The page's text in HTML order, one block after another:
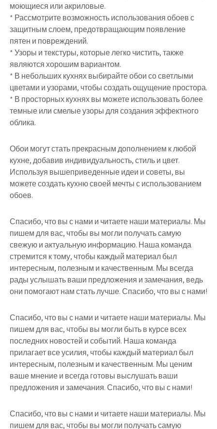
моющиеся или акриловые.
* Рассмотрите возможность использования обоев с
защитным слоем, предотвращающим появление
пятен и повреждений.
* Узоры и текстуры, которые легко чистить, также
являются хорошим вариантом.
* В небольших кухнях выбирайте обои со светлыми
цветами и узорами, чтобы создать ощущение простора.
* В просторных кухнях вы можете использовать более
темные или смелые узоры для создания эффектного
облика.
Обои могут стать прекрасным дополнением к любой
кухне, добавив индивидуальность, стиль и цвет.
Используя вышеприведенные идеи и советы, вы
можете создать кухню своей мечты с использованием
обоев.
Спасибо, что вы с нами и читаете наши материалы. Мы
пишем для вас, чтобы вы могли получать самую
свежую и актуальную информацию. Наша команда
стремится к тому, чтобы каждый материал был
интересным, полезным и качественным. Мы всегда
рады услышать ваши предложения и замечания, ведь
они помогают нам стать лучше. Спасибо, что вы с нами!
Спасибо, что вы с нами и читаете наши материалы. Мы
пишем для вас, чтобы вы могли быть в курсе всех
последних новостей и событий. Наша команда
прилагает все усилия, чтобы каждый материал был
интересным, полезным и качественным. Мы ценим
ваше мнение и всегда готовы выслушать ваши
предложения и замечания. Спасибо, что вы с нами!
Спасибо, что вы с нами и читаете наши материалы. Мы
пишем для вас, чтобы вы могли получать самую